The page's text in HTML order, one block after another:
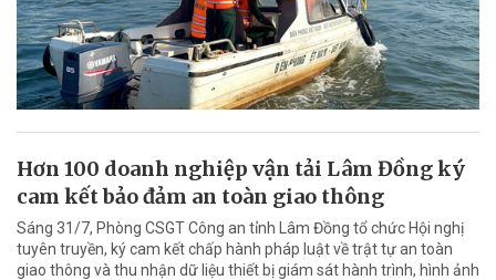
Hơn 100 doanh nghiệp vận tải Lâm Đồng ký
cam kết bảo đảm an toàn giao thông
Sáng 31/7, Phòng CSGT Công an tỉnh Lâm Đồng tổ chức Hội nghị
tuyên truyền, ký cam kết chấp hành pháp luật về trật tự an toàn
giao thông và thu nhận dữ liệu thiết bị giám sát hành trình, hình ảnh